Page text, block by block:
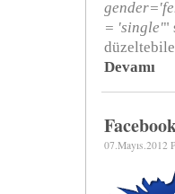
= 'single'"
Devamı
07.Mayıs.2012